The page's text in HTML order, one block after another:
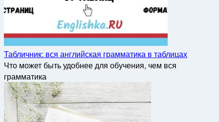
Табличник: вся английская грамматика в таблицах
Что может быть удобнее для обучения, чем вся
грамматика